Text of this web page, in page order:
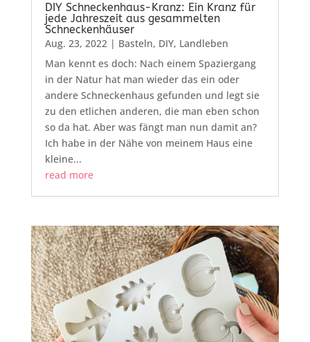
DIY Schneckenhaus-Kranz: Ein Kranz für
jede Jahreszeit aus gesammelten
Schneckenhäuser
Aug. 23, 2022| Basteln, DIY, Landleben
Man kennt es doch: Nach einem Spaziergang
in der Natur hat man wieder das ein oder
andere Schneckenhaus gefunden und legt sie
zu den etlichen anderen, die man eben schon
so da hat. Aber was fängt man nun damit an?
Ich habe in der Nähe von meinem Haus eine
kleine...
read more